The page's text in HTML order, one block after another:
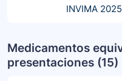
INVIMA
Medicamentos
presentaciones (15)